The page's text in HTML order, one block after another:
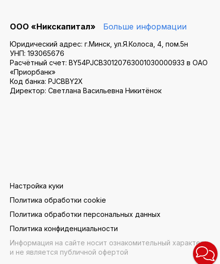
ООО «Никскапитал» Больше информации
Юридический адрес: г.Минск, ул.Я.Колоса, 4, пом.5н
УНП: 193065676
Расчётный счет: BY54PJCB30120763001030000933 в ОАО
«Приорбанк»
Код банка: PJCBBY2X
Директор: Светлана Васильевна Никитёнок
Настройка куки
Политика обработки cookie
Политика обработки персональных данных
Политика конфиденциальности
Информация на сайте носит ознакомительный характер
и не является публичной офертой